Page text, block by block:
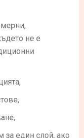
не е
за един слой, ако